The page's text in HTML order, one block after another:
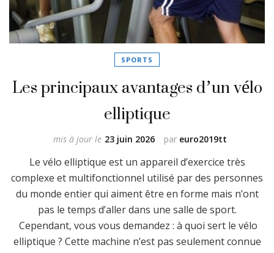
SPORTS
Les principaux avantages d’un vélo
elliptique
par euro2019tt
mis à jour le 23 juin 2026
Le vélo elliptique est un appareil d’exercice très
complexe et multifonctionnel utilisé par des personnes
du monde entier qui aiment être en forme mais n’ont
pas le temps d’aller dans une salle de sport.
Cependant, vous vous demandez : à quoi sert le vélo
elliptique ? Cette machine n’est pas seulement connue